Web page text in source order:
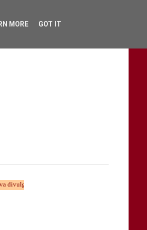
TARAStv e' parte della Taranto che
MORE GOT IT